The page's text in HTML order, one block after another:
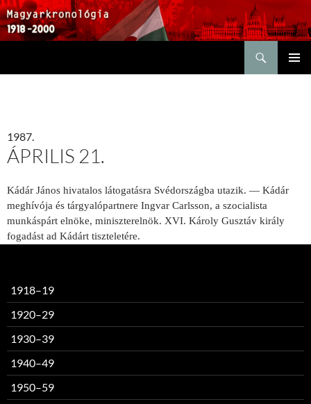
1987.
ÁPRILIS 21.
Kádár János hivatalos látogatásra Svédországba utazik. — Kádár
meghívója és tárgyalópartnere Ingvar Carlsson, a szocialista
munkáspárt elnöke, miniszterelnök. XVI. Károly Gusztáv király
fogadást ad Kádárt tiszteletére.
1918–19
1920–29
1930–39
1940–49
1950–59